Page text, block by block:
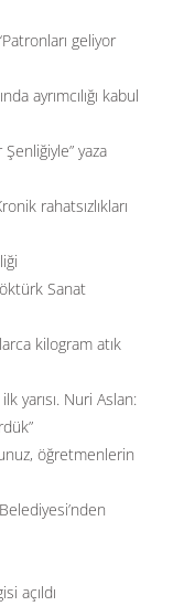
geliyor
ayrımcılığı kabul
yaza
rahatsızlıkları
Sanat
kilogram atık
yarısı. Nuri Aslan:
öğretmenlerin
açıldı